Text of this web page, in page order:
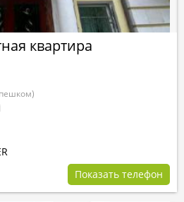
квартира
Показать телефон